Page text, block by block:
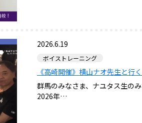
2026.6.19
ボイストレーニング
《高崎開催》横山ナオ先生と行
群馬のみなさま、ナユタス生の
2026年…